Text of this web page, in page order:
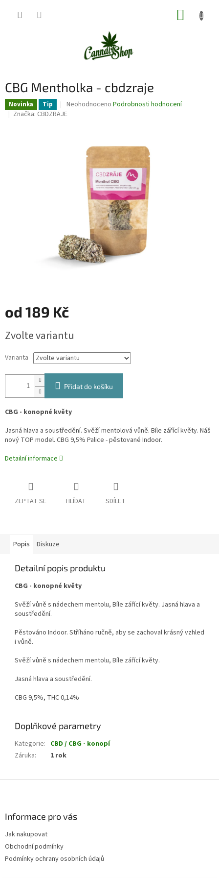
CBG Mentholka - cbdzraje
Novinka Tip
Průměrné
hodnocení
hvězdiček.
Neohodnoceno Podrobnosti hodnocení
Značka: CBDZRAJE
od 189 Kč
cena:
Zvolte variantu
Varianta
Přidat do košíku
CBG - konopné květy
Jasná hlava a soustředění. Svěží mentolová vůně. Bíle zářící květy. Náš
nový TOP model. CBG 9,5% Palice - pěstované Indoor.
Detailní informace
ZEPTAT SE HLÍDAT SDÍLET
Popis Diskuze
Detailní popis produktu
CBG - konopné květy
Svěží vůně s nádechem mentolu, Bíle zářící květy. Jasná hlava a
soustředění.
Pěstováno Indoor. Stříháno ručně, aby se zachoval krásný vzhled
i vůně.
Svěží vůně s nádechem mentolu, Bíle zářící květy.
Jasná hlava a soustředění.
CBG 9,5%, THC 0,14%
Doplňkové parametry
Kategorie: CBD / CBG - konopí
Záruka: 1 rok
Informace pro vás
Jak nakupovat
Obchodní podmínky
Podmínky ochrany osobních údajů